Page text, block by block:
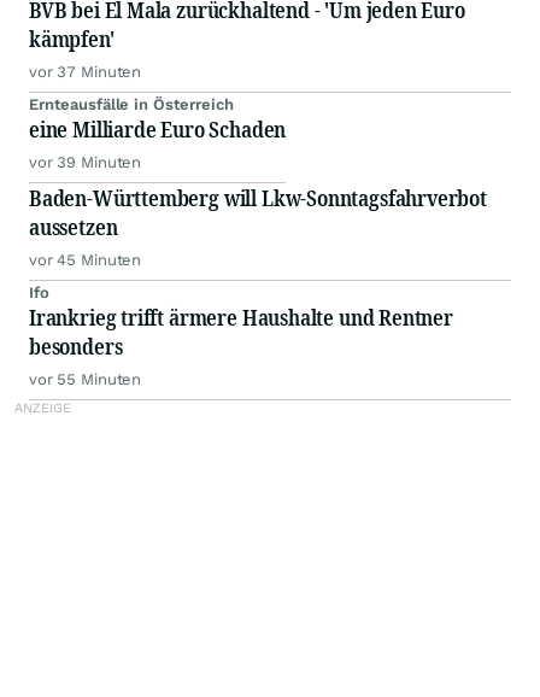
BVB bei El Mala zurückhaltend - 'Um jeden Euro
kämpfen'
vor 37 Minuten
Ernteausfälle in Österreich
eine Milliarde Euro Schaden
vor 39 Minuten
Baden-Württemberg will Lkw-Sonntagsfahrverbot
aussetzen
vor 45 Minuten
Ifo
Irankrieg trifft ärmere Haushalte und Rentner
besonders
vor 55 Minuten